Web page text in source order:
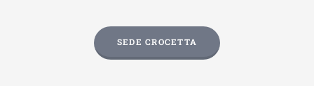
SEDE CROCETTA